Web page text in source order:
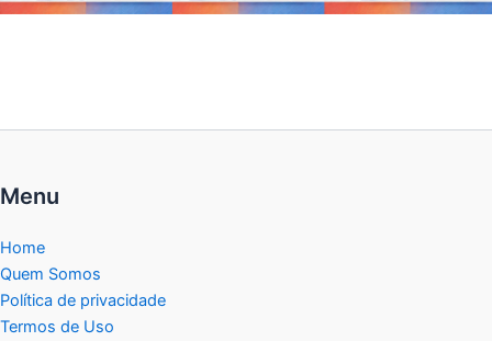
Menu
Home
Quem Somos
Política de privacidade
Termos de Uso